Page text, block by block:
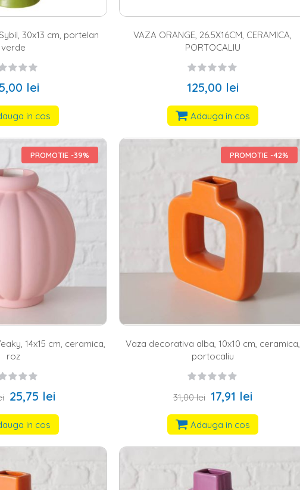
30x13 cm, portelan
verde
lei
in cos
VAZA ORANGE, 26.5X16CM, CERAMICA,
PORTOCALIU
125,00 lei
Adauga in cos
PROMOTIE -39%
14x15 cm, ceramica,
roz
25,75 lei
in cos
PROMOTIE -42%
Vaza decorativa alba, 10x10 cm, ceramica,
portocaliu
31,00 lei 17,91 lei
Adauga in cos